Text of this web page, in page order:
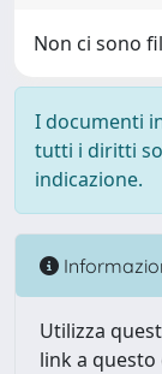
Non ci sono
I documenti
tutti i diritti
indicazione.
Utilizza
link a